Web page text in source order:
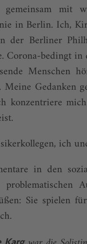
mit
in Berlin. Ich,
der Berliner
Corona-bedingt
Menschen
Meine Gedanken
konzentriere
ich
in den
Sie spielen